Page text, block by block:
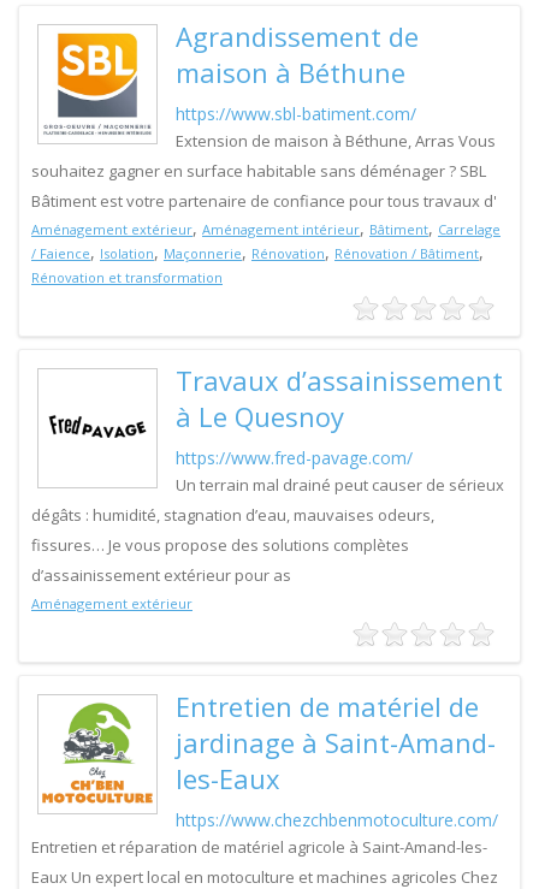
Agrandissement de
maison à Béthune
https://www.sbl-batiment.com/
Extension de maison à Béthune, Arras Vous
souhaitez gagner en surface habitable sans déménager ? SBL
Bâtiment est votre partenaire de confiance pour tous travaux d'
Aménagement extérieur, Aménagement intérieur, Bâtiment, Carrelage
/ Faience, Isolation, Maçonnerie, Rénovation, Rénovation / Bâtiment,
Rénovation et transformation
Travaux d’assainissement
à Le Quesnoy
https://www.fred-pavage.com/
Un terrain mal drainé peut causer de sérieux
dégâts : humidité, stagnation d’eau, mauvaises odeurs,
fissures… Je vous propose des solutions complètes
d’assainissement extérieur pour as
Aménagement extérieur
Entretien de matériel de
jardinage à Saint-Amand-
les-Eaux
https://www.chezchbenmotoculture.com/
Entretien et réparation de matériel agricole à Saint-Amand-les-
Eaux Un expert local en motoculture et machines agricoles Chez